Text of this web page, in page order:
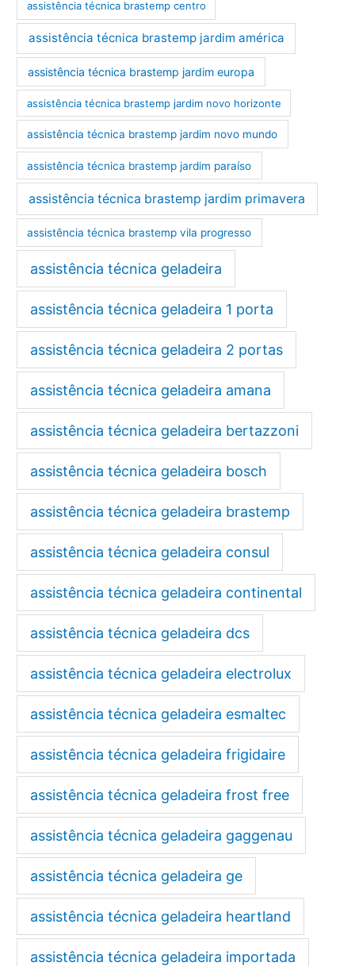
assistência técnica brastemp centro
assistência técnica brastemp jardim américa
assistência técnica brastemp jardim europa
assistência técnica brastemp jardim novo horizonte
assistência técnica brastemp jardim novo mundo
assistência técnica brastemp jardim paraíso
assistência técnica brastemp jardim primavera
assistência técnica brastemp vila progresso
assistência técnica geladeira
assistência técnica geladeira 1 porta
assistência técnica geladeira 2 portas
assistência técnica geladeira amana
assistência técnica geladeira bertazzoni
assistência técnica geladeira bosch
assistência técnica geladeira brastemp
assistência técnica geladeira consul
assistência técnica geladeira continental
assistência técnica geladeira dcs
assistência técnica geladeira electrolux
assistência técnica geladeira esmaltec
assistência técnica geladeira frigidaire
assistência técnica geladeira frost free
assistência técnica geladeira gaggenau
assistência técnica geladeira ge
assistência técnica geladeira heartland
assistência técnica geladeira importada